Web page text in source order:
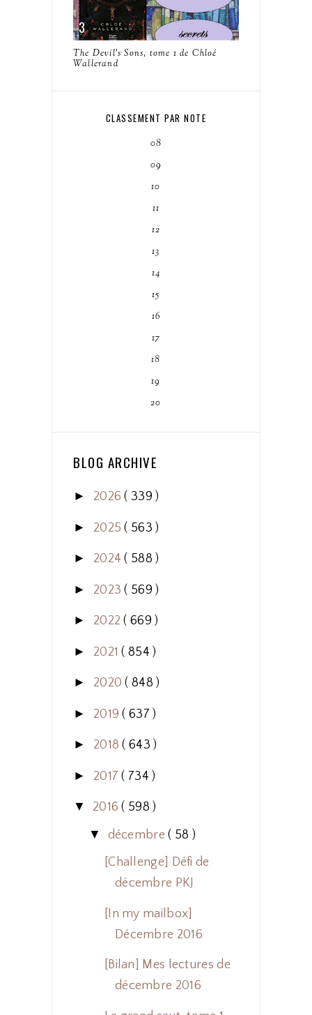
The Devil's Sons, tome 1 de Chloé
Wallerand
CLASSEMENT PAR NOTE
08
09
10
11
12
13
14
15
16
17
18
19
20
BLOG ARCHIVE
► 2026( 339 )
► 2025( 563 )
► 2024( 588 )
► 2023( 569 )
► 2022( 669 )
► 2021( 854 )
► 2020( 848 )
► 2019( 637 )
► 2018( 643 )
► 2017( 734 )
▼ 2016( 598 )
▼
décembre( 58 )
[Challenge] Défi de
décembre PKJ
[In my mailbox]
Décembre 2016
[Bilan] Mes lectures de
décembre 2016